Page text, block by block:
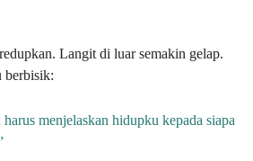
Langit di luar semakin gelap.
berbisik:
menjelaskan hidupku kepada siapa